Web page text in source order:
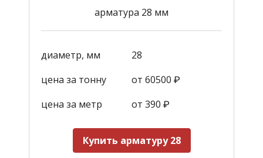
арматура 28 мм
диаметр, мм
28
цена за тонну
от 60500 ₽
цена за метр
от 390 ₽
Купить арматуру 28